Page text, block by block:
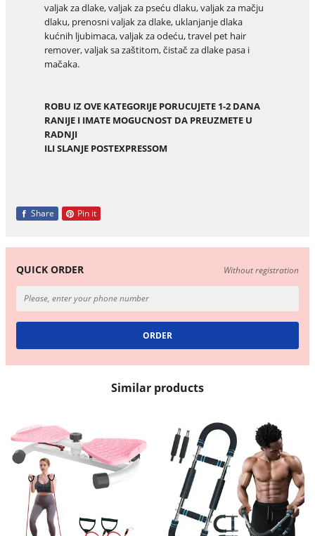
valjak za dlake, valjak za pseću dlaku, valjak za mačju
dlaku, prenosni valjak za dlake, uklanjanje dlaka
kućnih ljubimaca, valjak za odeću, travel pet hair
remover, valjak sa zaštitom, čistač za dlake pasa i
mačaka.
ROBU IZ OVE KATEGORIJE PORUCUJETE 1-2 DANA
RANIJE I IMATE MOGUCNOST DA PREUZMETE U
RADNJI
ILI SLANJE POSTEXPRESSOM
Share Pin it
QUICK ORDER Without registration
Similar products